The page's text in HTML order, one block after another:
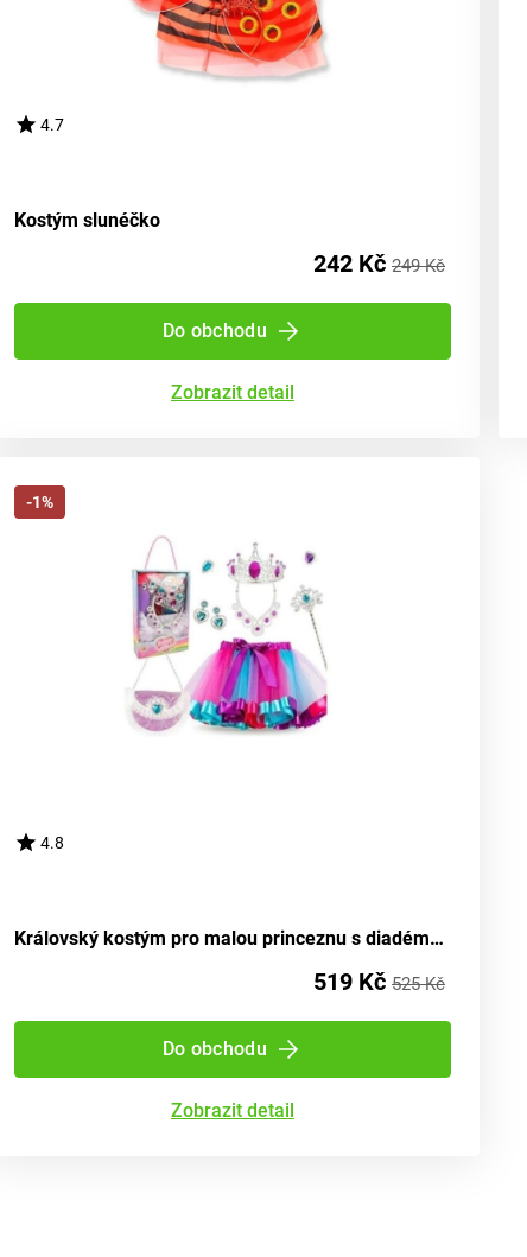
4.7
Kostým slunéčko
242 Kč 249 Kč
Do obchodu
Zobrazit detail
-1%
4.8
Královský kostým pro malou princeznu s diadémem
519 Kč 525 Kč
Do obchodu
Zobrazit detail